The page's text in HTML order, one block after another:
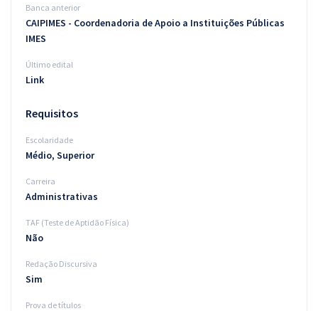
Atendimento
Banca anterior
CAIPIMES - Coordenadoria de Apoio a Instituições Públicas
IMES
Último edital
Link
Requisitos
Escolaridade
Médio, Superior
Carreira
Administrativas
TAF (Teste de Aptidão Física)
Não
Redação Discursiva
Sim
Prova de títulos